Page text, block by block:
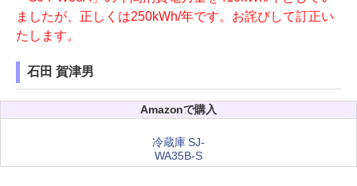
ましたが、正しくは250kWh/年です。お詫びして訂正い
たします。
石田 賀津男
Amazonで購入
冷蔵庫 SJ-
WA35B-S